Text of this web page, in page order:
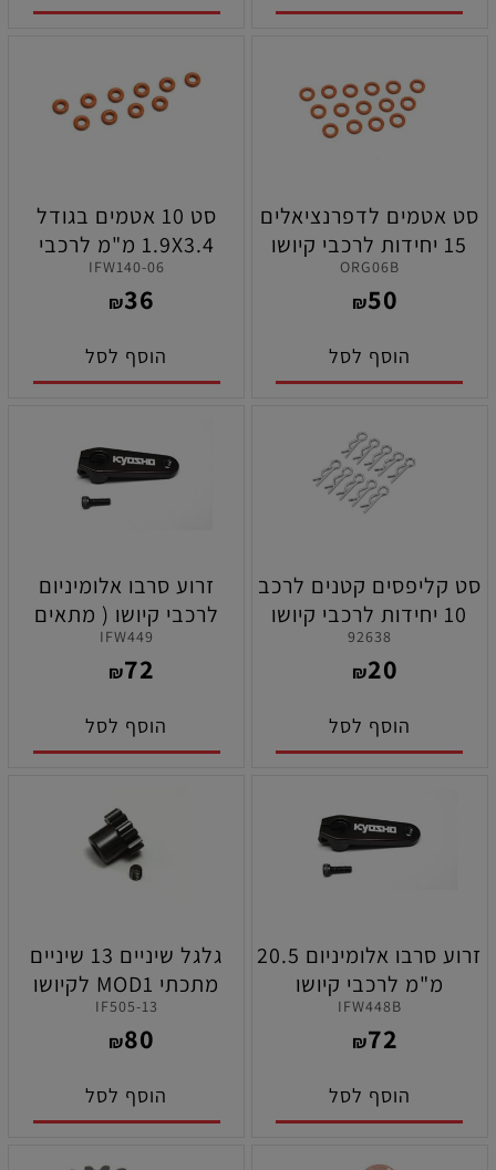
סט אטמים לדפרנציאלים
15 יחידות לרכבי קיושו
MP10 / MP10E /
MP10Te / MP9
ORG06B
₪50
הוסף לסל
סט 10 אטמים בגודל
1.9X3.4 מ"מ לרכבי
כביש/שטח תוצרת קיושו
IFW140-06
₪36
הוסף לסל
סט קליפסים קטנים לרכב
10 יחידות לרכבי קיושו
92638
₪20
הוסף לסל
זרוע סרבו אלומיניום
לרכבי קיושו ( מתאים
לסרבויים של סאנווה )
IFW449
₪72
הוסף לסל
זרוע סרבו אלומיניום 20.5
מ"מ לרכבי קיושו
MP11/MP11E/MP10/MP10E/MP9
( מתאים לסרבויים של
IFW448B
₪72
הוסף לסל
גלגל שיניים 13 שיניים
מתכתי MOD1 לקיושו
לנסיעה
IF505-13
₪80
הוסף לסל